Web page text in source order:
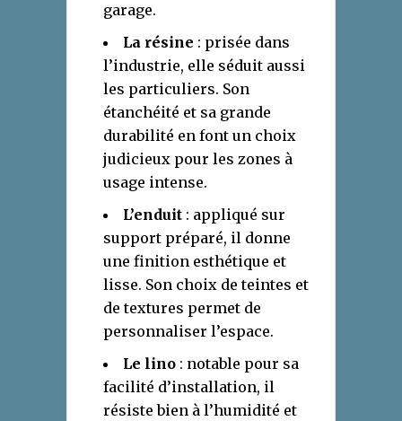
garage.
La résine : prisée dans
l’industrie, elle séduit aussi
les particuliers. Son
étanchéité et sa grande
durabilité en font un choix
judicieux pour les zones à
usage intense.
L’enduit : appliqué sur
support préparé, il donne
une finition esthétique et
lisse. Son choix de teintes et
de textures permet de
personnaliser l’espace.
Le lino : notable pour sa
facilité d’installation, il
résiste bien à l’humidité et